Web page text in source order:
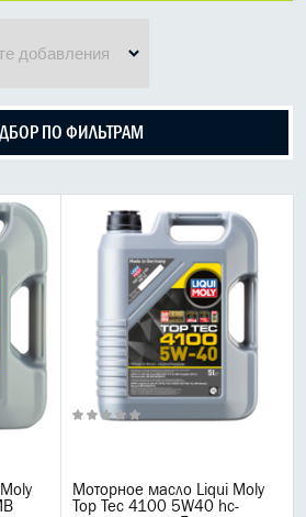
ПО ФИЛЬТРАМ
Моторное масло Liqui Moly
Top Tec 4100 5W40 hc-